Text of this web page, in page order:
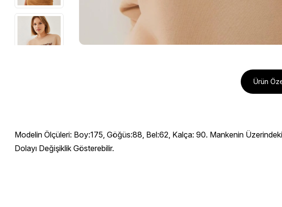
Ürün
Modelin Ölçüleri: Boy:175, Göğüs:88, Bel:62, Kalça: 90. Mankenin
Dolayı Değişiklik Gösterebilir.